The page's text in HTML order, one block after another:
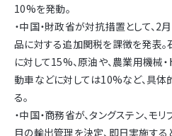
10%を発動。
・中国・財政省が対抗措置として、2
品に対する追加関税を課徴を発表
に対して15%、原油や、農業用機械
動車などに対しては10%など、具
る。
・中国・商務省が、タングステン、
目の輸出管理を決定、即日実施する